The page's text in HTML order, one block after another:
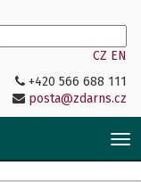
CZ EN
+420 566 688 111
posta@zdarns.cz